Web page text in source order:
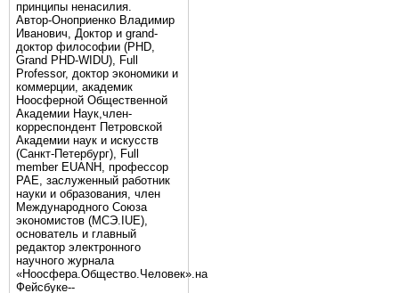
принципы ненасилия.
Автор-Оноприенко Владимир
Иванович, Доктор и grand-
доктор философии (PHD,
Grand PHD-WIDU), Full
Professor, доктор экономики и
коммерции, академик
Ноосферной Общественной
Академии Наук,член-
корреспондент Петровской
Академии наук и искусств
(Санкт-Петербург), Full
member EUANH, профессор
РАЕ, заслуженный работник
науки и образования, член
Международного Союза
экономистов (МСЭ.IUE),
основатель и главный
редактор электронного
научного журнала
«Ноосфера.Общество.Человек».на
Фейсбуке--